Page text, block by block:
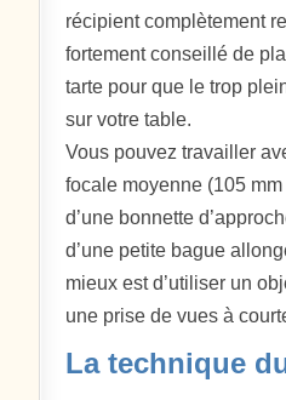
récipient complètement
fortement conseillé de
tarte pour que le trop
sur votre table.
Vous pouvez travailler
focale moyenne (105
d’une bonnette
d’une petite bague
mieux est d’utiliser un
une prise de vues à
La technique